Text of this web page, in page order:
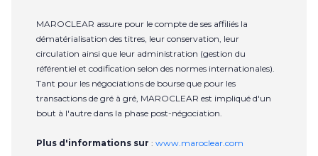
MAROCLEAR assure pour le compte de ses affiliés la
dématérialisation des titres, leur conservation, leur
circulation ainsi que leur administration (gestion du
référentiel et codification selon des normes internationales).
Tant pour les négociations de bourse que pour les
transactions de gré à gré, MAROCLEAR est impliqué d'un
bout à l'autre dans la phase post-négociation.
Plus d'informations sur : www.maroclear.com